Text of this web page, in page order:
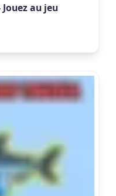
au jeu